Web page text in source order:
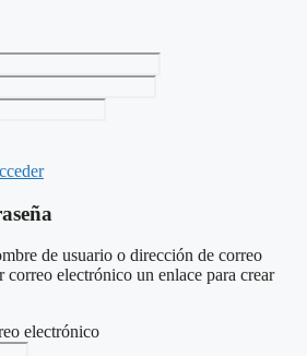
de usuario o dirección de correo
electrónico un enlace para crear
electrónico